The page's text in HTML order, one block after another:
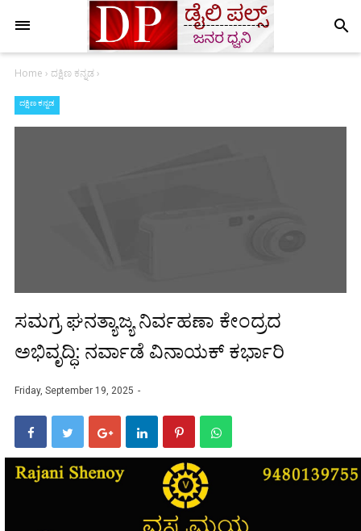
search
Home › ದಕ್ಷಿಣ ಕನ್ನಡ›
ದಕ್ಷಿಣ ಕನ್ನಡ
ಸಮಗ್ರ ಘನತ್ಯಾಜ್ಯ ನಿರ್ವಹಣಾ ಕೇಂದ್ರದ
ಅಭಿವೃದ್ಧಿ: ನರ್ವಾಡೆ ವಿನಾಯಕ್ ಕರ್ಭಾರಿ
Friday, September 19, 2025